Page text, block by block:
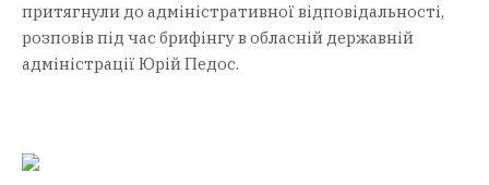
притягнули до адміністративної відповідальності,
розповів під час брифінгу в обласній державній
адміністрації Юрій Педос.